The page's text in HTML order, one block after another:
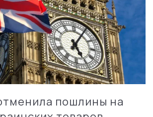
пошлины на